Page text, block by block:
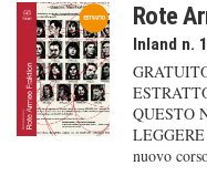
Rote
Inland n.
QUESTO
nuovo